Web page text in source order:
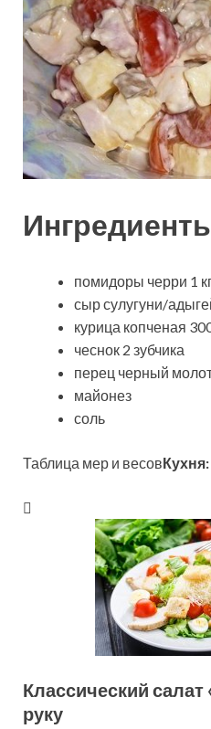
помидоры черри 1
сыр сулугуни/
курица копченая
чеснок 2 зубчика
перец черный
майонез
соль
Таблица мер и весовКухня:
Классический
руку